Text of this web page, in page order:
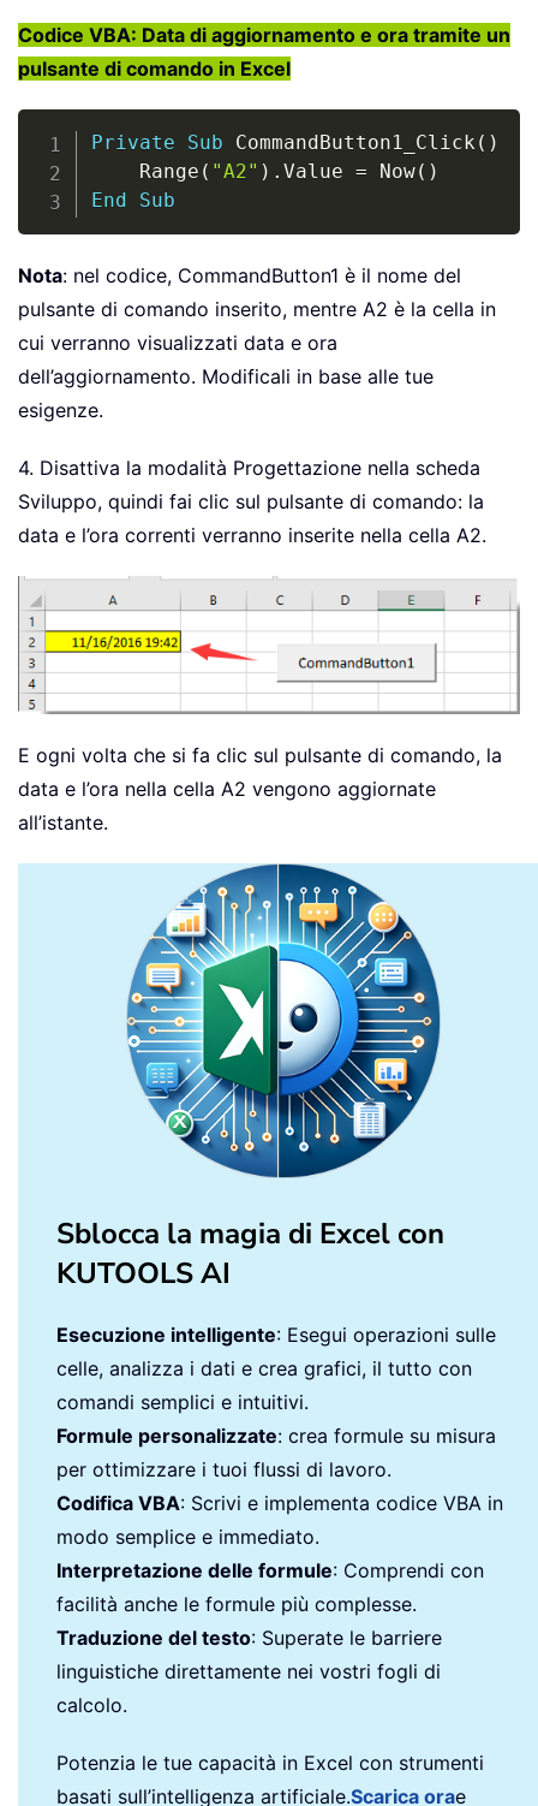
Codice VBA: Data di aggiornamento e ora tramite un
pulsante di comando in Excel
Private Sub CommandButton1_Click ( )
    Range
( "A2" ) . Value = Now( )
End
Sub
Copy
Nota: nel codice, CommandButton1 è il nome del
pulsante di comando inserito, mentre A2 è la cella in
cui verranno visualizzati data e ora
dell’aggiornamento. Modificali in base alle tue
esigenze.
4. Disattiva la modalità Progettazione nella scheda
Sviluppo, quindi fai clic sul pulsante di comando: la
data e l’ora correnti verranno inserite nella cella A2.
E ogni volta che si fa clic sul pulsante di comando, la
data e l’ora nella cella A2 vengono aggiornate
all’istante.
Sblocca la magia di Excel con
KUTOOLS AI
Esecuzione intelligente: Esegui operazioni sulle
celle, analizza i dati e crea grafici, il tutto con
comandi semplici e intuitivi.
Formule personalizzate: crea formule su misura
per ottimizzare i tuoi flussi di lavoro.
Codifica VBA: Scrivi e implementa codice VBA in
modo semplice e immediato.
Interpretazione delle formule: Comprendi con
facilità anche le formule più complesse.
Traduzione del testo: Superate le barriere
linguistiche direttamente nei vostri fogli di
calcolo.
Potenzia le tue capacità in Excel con strumenti
basati sull’intelligenza artificiale.Scarica orae